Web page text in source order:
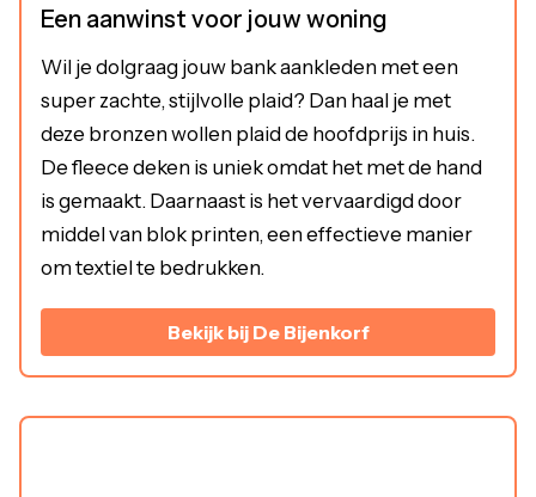
Een aanwinst voor jouw woning
Wil je dolgraag jouw bank aankleden met een
super zachte, stijlvolle plaid? Dan haal je met
deze bronzen wollen plaid de hoofdprijs in huis.
De fleece deken is uniek omdat het met de hand
is gemaakt. Daarnaast is het vervaardigd door
middel van blok printen, een effectieve manier
om textiel te bedrukken.
Bekijk bij De Bijenkorf